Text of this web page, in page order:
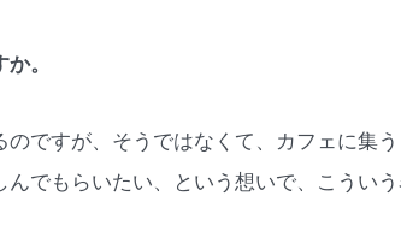
。
ですが、そうではなくて、カフェに集
でもらいたい、という想いで、こうい